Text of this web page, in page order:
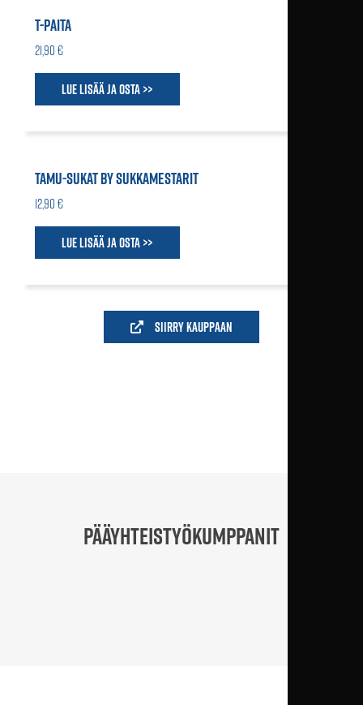
T-PAITA
21,90 €
Lue lisää ja osta >>
TAMU-SUKAT BY SUKKAMESTARIT
12,90 €
Lue lisää ja osta >>
Siirry kauppaan
PÄÄYHTEISTYÖKUMPPANIT